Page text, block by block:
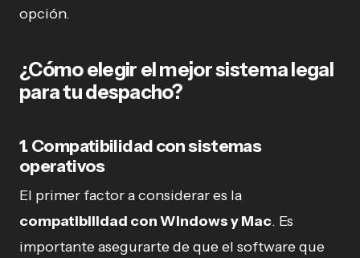
opción.
¿Cómo elegir el mejor sistema legal
para tu despacho?
1. Compatibilidad con sistemas
operativos
El primer factor a considerar es la
compatibilidad con Windows y Mac. Es
importante asegurarte de que el software que